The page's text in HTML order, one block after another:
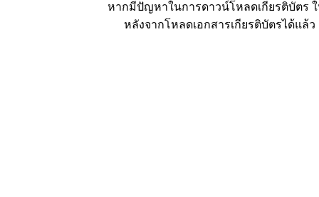
หากมีปัญหาในการดาวน์โหลดเกียรติบัตร
หลังจากโหลดเอกสารเกียรติบัตรได้แล้